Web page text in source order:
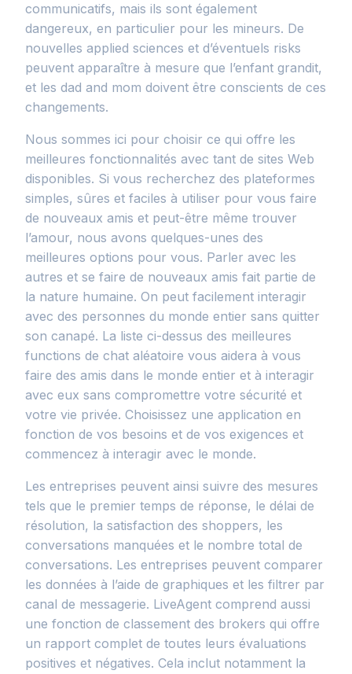
communicatifs, mais ils sont également
dangereux, en particulier pour les mineurs. De
nouvelles applied sciences et d’éventuels risks
peuvent apparaître à mesure que l’enfant grandit,
et les dad and mom doivent être conscients de ces
changements.
Nous sommes ici pour choisir ce qui offre les
meilleures fonctionnalités avec tant de sites Web
disponibles. Si vous recherchez des plateformes
simples, sûres et faciles à utiliser pour vous faire
de nouveaux amis et peut-être même trouver
l’amour, nous avons quelques-unes des
meilleures options pour vous. Parler avec les
autres et se faire de nouveaux amis fait partie de
la nature humaine. On peut facilement interagir
avec des personnes du monde entier sans quitter
son canapé. La liste ci-dessus des meilleures
functions de chat aléatoire vous aidera à vous
faire des amis dans le monde entier et à interagir
avec eux sans compromettre votre sécurité et
votre vie privée. Choisissez une application en
fonction de vos besoins et de vos exigences et
commencez à interagir avec le monde.
Les entreprises peuvent ainsi suivre des mesures
tels que le premier temps de réponse, le délai de
résolution, la satisfaction des shoppers, les
conversations manquées et le nombre total de
conversations. Les entreprises peuvent comparer
les données à l’aide de graphiques et les filtrer par
canal de messagerie. LiveAgent comprend aussi
une fonction de classement des brokers qui offre
un rapport complet de toutes leurs évaluations
positives et négatives. Cela inclut notamment la